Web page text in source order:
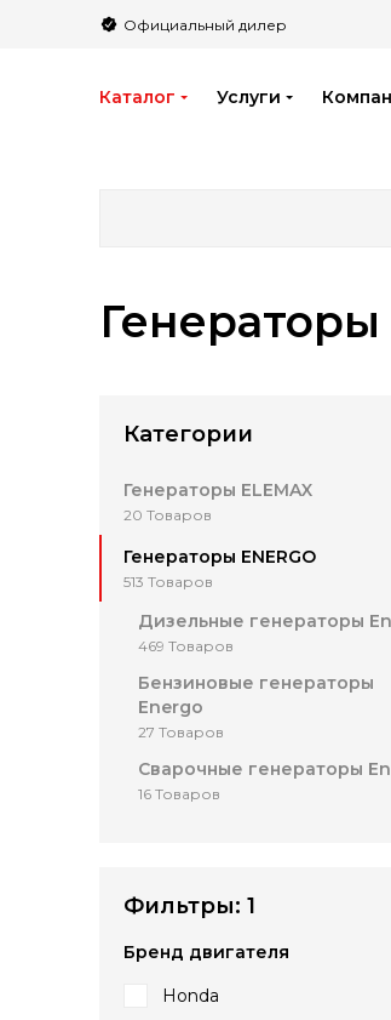
Официальный дилер
Каталог Услуги
Генераторы
Категории
Генераторы ELEMAX
20 Товаров
Генераторы ENERGO
513 Товаров
Дизельные генераторы
469 Товаров
Бензиновые генераторы
Energo
27 Товаров
Сварочные генераторы
16 Товаров
Фильтры: 1
Бренд двигателя
Honda